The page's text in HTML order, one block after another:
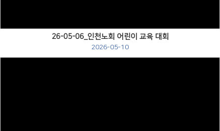
26-05-06_인천노회 어린이 교육 대회
2026-05-10